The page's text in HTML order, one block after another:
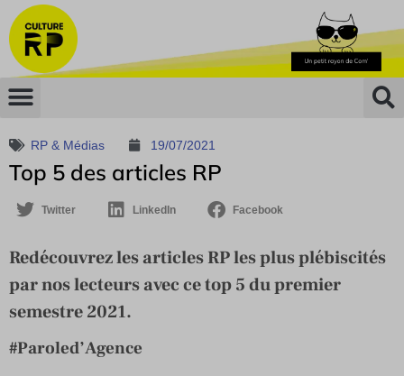
RP & Médias 19/07/2021
Top 5 des articles RP
Twitter LinkedIn Facebook
Redécouvrez les articles RP les plus plébiscités
par nos lecteurs avec ce top 5 du premier
semestre 2021.
#Paroled’Agence